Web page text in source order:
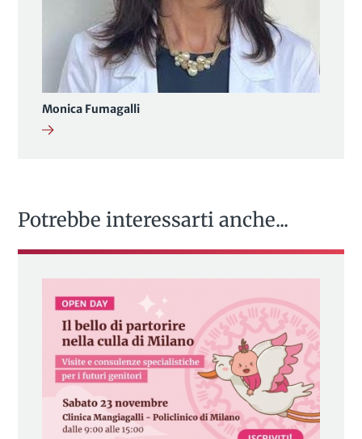
Monica Fumagalli
Potrebbe interessarti anche...